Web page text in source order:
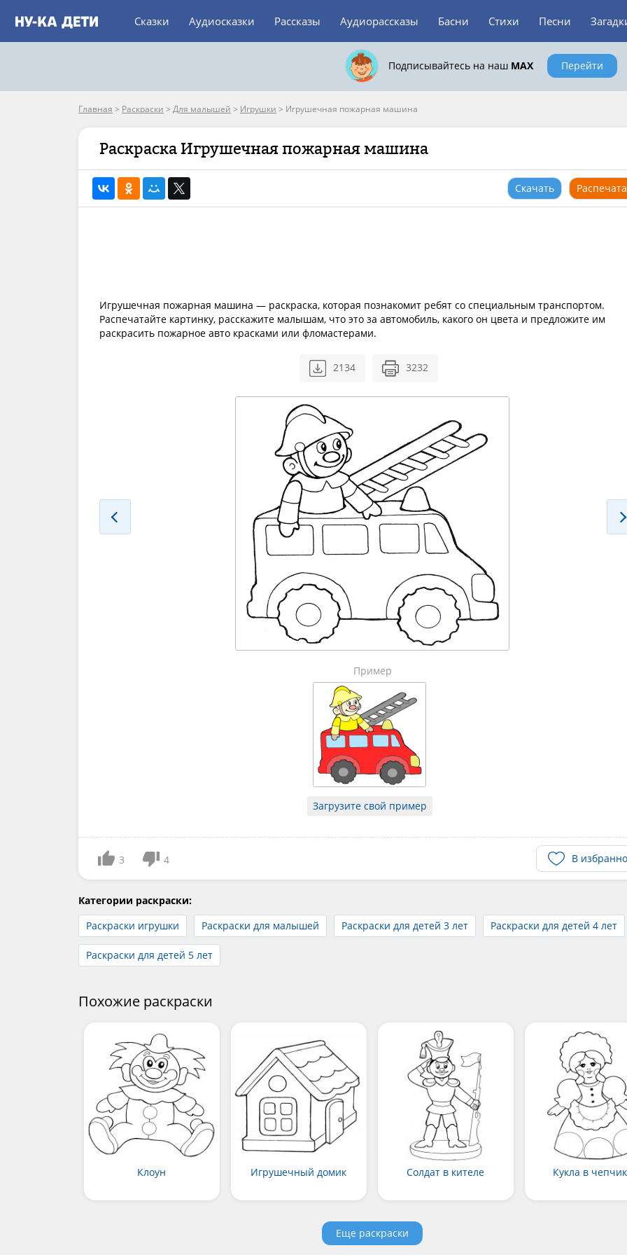
Сказки Аудиосказки Рассказы Аудиорассказы Басни Стихи Песни
Подписывайтесь на наш MAX Перейти
Главная > Раскраски > Для малышей > Игрушки > Игрушечная пожарная машина
Раскраска Игрушечная пожарная машина
Скачать
Игрушечная пожарная машина — раскраска, которая познакомит ребят со специальным транспортом.
Распечатайте картинку, расскажите малышам, что это за автомобиль, какого он цвета и предложите им
раскрасить пожарное авто красками или фломастерами.
2134 3232
Пример
Загрузите свой пример
3 4 В
Категории раскраски:
Раскраски игрушки
Раскраски для малышей Раскраски для детей 3 лет Раскраски для детей 4 лет
Раскраски для детей 5 лет
Похожие раскраски
Клоун Игрушечный домик Солдат в кителе Кукла в
Еще раскраски